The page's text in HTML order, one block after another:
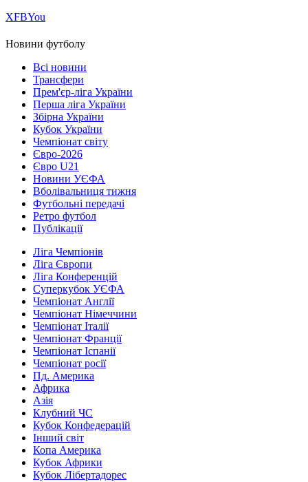
ХFBYou
Новини футболу
Всі новини
Трансфери
Прем'єр-ліга України
Перша ліга України
Збірна України
Кубок України
Чемпіонат світу
Євро-2026
Євро U21
Новини УЄФА
Вболівальниця тижня
Футбольні передачі
Ретро футбол
Публікації
Ліга Чемпіонів
Ліга Європи
Ліга Конференцій
Суперкубок УЄФА
Чемпіонат Англії
Чемпіонат Німеччини
Чемпіонат Італії
Чемпіонат Франції
Чемпіонат Іспанії
Чемпіонат росії
Пд. Америка
Африка
Азія
Клубний ЧС
Кубок Конфедерацій
Інший світ
Копа Америка
Кубок Африки
Кубок Лібертадорес